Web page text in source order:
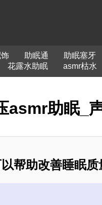
助眠通 助眠塞牙
花露水助眠 asmr枯水
asmr助眠_
帮助改善睡眠质